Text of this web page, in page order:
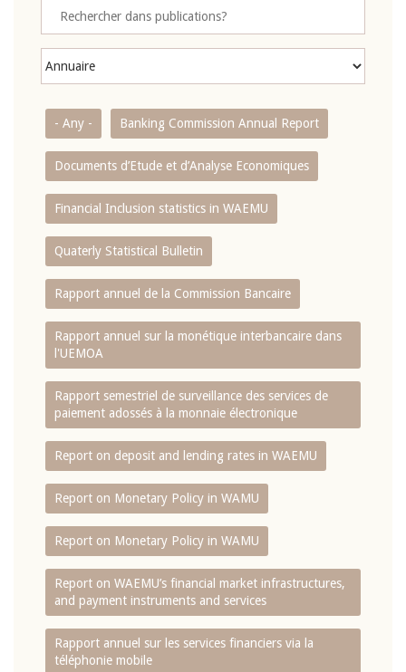
- Any - Banking Commission Annual Report
Documents d’Etude et d’Analyse Economiques
Financial Inclusion statistics in WAEMU
Quaterly Statistical Bulletin
Rapport annuel de la Commission Bancaire
Rapport annuel sur la monétique interbancaire dans
l'UEMOA
Rapport semestriel de surveillance des services de
paiement adossés à la monnaie électronique
Report on deposit and lending rates in WAEMU
Report on Monetary Policy in WAMU
Report on Monetary Policy in WAMU
Report on WAEMU’s financial market infrastructures,
and payment instruments and services
Rapport annuel sur les services financiers via la
téléphonie mobile